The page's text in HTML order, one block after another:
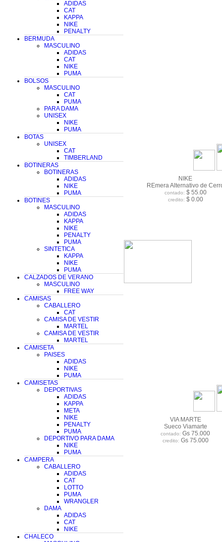
ADIDAS
CAT
KAPPA
NIKE
PENALTY
BERMUDA
MASCULINO
ADIDAS
CAT
NIKE
PUMA
BOLSOS
MASCULINO
CAT
PUMA
PARA DAMA
UNISEX
NIKE
PUMA
BOTAS
UNISEX
CAT
TIMBERLAND
BOTINERAS
BOTINERAS
ADIDAS
NIKE
PUMA
BOTINES
MASCULINO
ADIDAS
KAPPA
NIKE
PENALTY
PUMA
SINTETICA
KAPPA
NIKE
PUMA
CALZADOS DE VERANO
MASCULINO
FREE WAY
CAMISAS
CABALLERO
CAT
CAMISA DE VESTIR
MARTEL
CAMISA DE VESTIR
MARTEL
CAMISETA
PAISES
ADIDAS
NIKE
PUMA
CAMISETAS
DEPORTIVAS
ADIDAS
KAPPA
META
NIKE
PENALTY
PUMA
DEPORTIVO PARA DAMA
NIKE
PUMA
CAMPERA
CABALLERO
ADIDAS
CAT
LOTTO
PUMA
WRANGLER
DAMA
ADIDAS
CAT
NIKE
CHALECO
NIKE
REmera Alternativo de
contado: $ 55.00
credito: $ 0.00
VIA MARTE
Sueco Viamarte
contado: Gs 75.000
credito: Gs 75.000